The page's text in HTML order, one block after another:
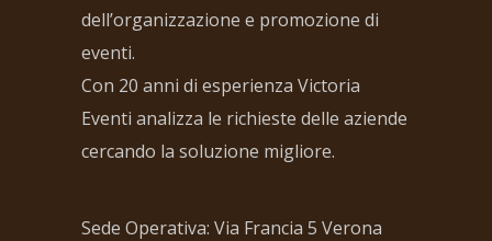
dell’organizzazione e promozione di
eventi.
Con 20 anni di esperienza Victoria
Eventi analizza le richieste delle aziende
cercando la soluzione migliore.
Sede Operativa: Via Francia 5 Verona